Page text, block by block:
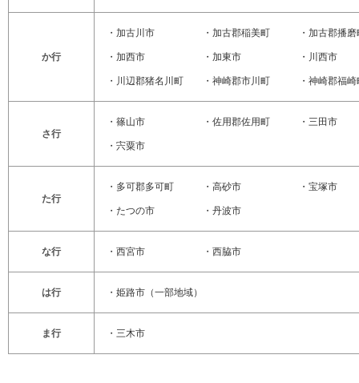
か行
・ 加古川市 ・ 加古郡稲美町 ・ 加古郡播磨
・ 加西市 ・ 加東市 ・ 川西市
・ 川辺郡猪名川町 ・ 神崎郡市川町 ・ 神崎郡福崎
さ行
・ 篠山市 ・ 佐用郡佐用町 ・ 三田市
・ 宍粟市
た行
・ 多可郡多可町 ・ 高砂市 ・ 宝塚市
・ たつの市 ・ 丹波市
な行 ・ 西宮市 ・ 西脇市
は行 ・ 姫路市 （一部地域）
ま行 ・ 三木市